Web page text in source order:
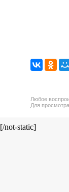
Любое
Для
[/not-static]